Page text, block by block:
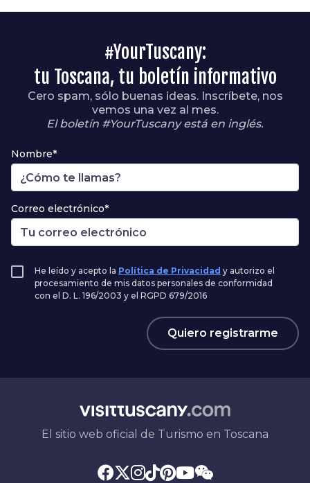
#YourTuscany:
tu Toscana, tu boletín informativo
Cero spam, sólo buenas ideas. Inscríbete, nos
vemos una vez al mes.
El boletín #YourTuscany está en inglés.
Nombre*
Correo electrónico*
He leído y acepto la Política de Privacidad y autorizo el
procesamiento de mis datos personales de conformidad
con el D. L. 196/2003 y el RGPD 679/2016
Quiero registrarme
El sitio web oficial de Turismo en Toscana